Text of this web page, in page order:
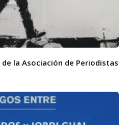
la Asociación de Periodistas